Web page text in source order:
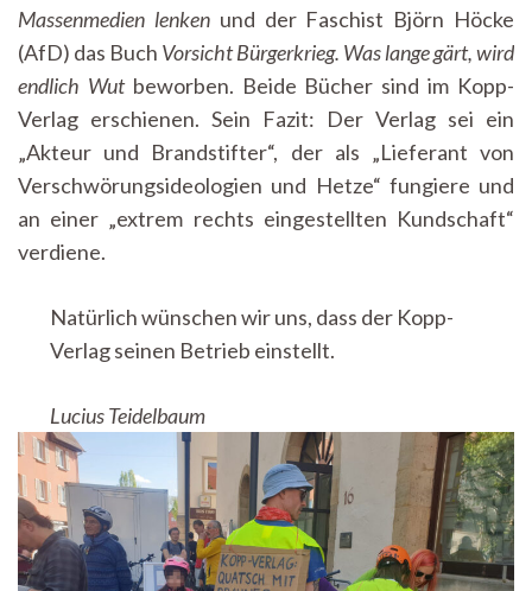
Massenmedien lenkenund der Faschist Björn Höcke
(AfD) das Buch Vorsicht Bürgerkrieg. Was lange gärt, wird
endlich Wut beworben. Beide Bücher sind im Kopp-
Verlag erschienen. Sein Fazit: Der Verlag sei ein
„Akteur und Brandstifter“, der als „Lieferant von
Verschwörungsideologien und Hetze“ fungiere und
an einer „extrem rechts eingestellten Kundschaft“
verdiene.
Natürlich wünschen wir uns, dass der Kopp-
Verlag seinen Betrieb einstellt.
Lucius Teidelbaum